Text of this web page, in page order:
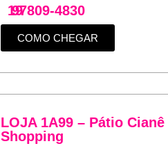
19
97809-4830
COMO CHEGAR
LOJA 1A99 – Pátio Cianê
Shopping